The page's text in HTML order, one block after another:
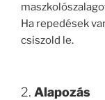
Ha repedések
csiszold le.
2. Alapozás